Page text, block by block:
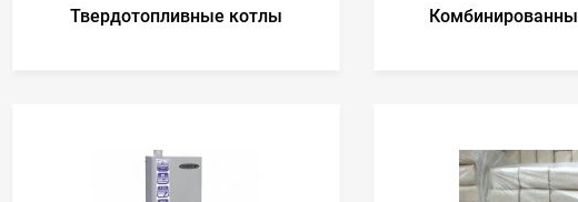
Твердотопливные котлы